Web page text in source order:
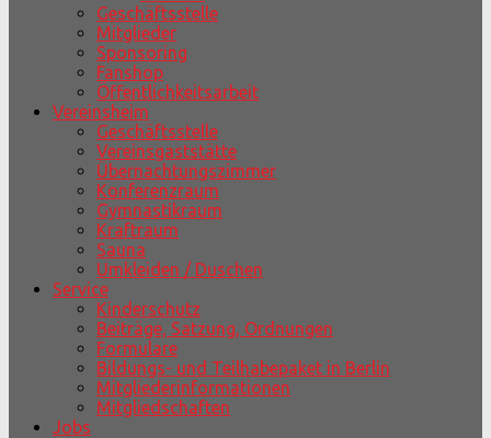
Geschäftsstelle
Mitglieder
Sponsoring
Fanshop
Öffentlichkeitsarbeit
Vereinsheim
Geschäftsstelle
Vereinsgaststätte
Übernachtungszimmer
Konferenzraum
Gymnastikraum
Kraftraum
Sauna
Umkleiden / Duschen
Service
Kinderschutz
Beiträge, Satzung, Ordnungen
Formulare
Bildungs- und Teilhabepaket in Berlin
Mitgliederinformationen
Mitgliedschaften
Jobs